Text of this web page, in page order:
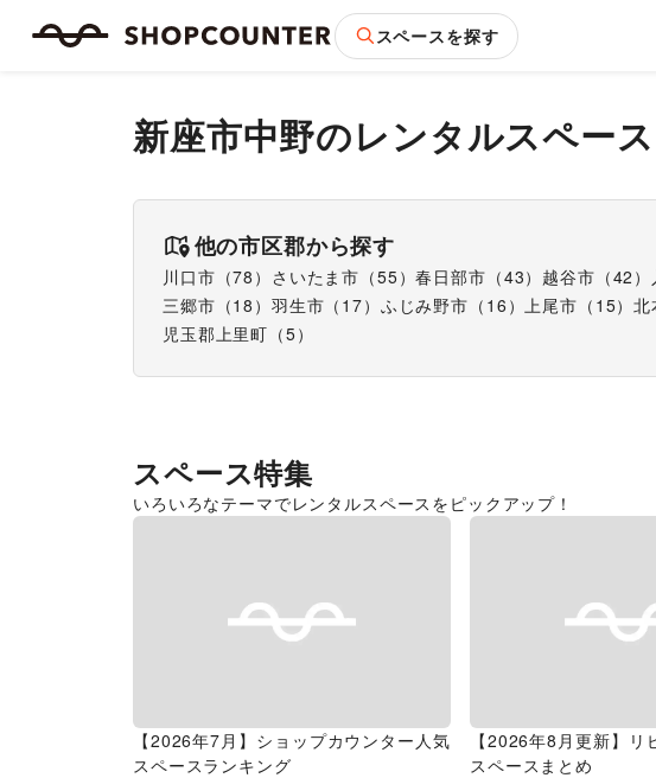
スペースを探す
新座市中野のレンタルスペース
他の市区郡から探す
川口市 （78 ） さいたま市 （55）春日部市 （43） 越谷市 （42 ）
三郷市 （18 ） 羽生市 （ 17） ふじみ野市 （ 16 ）上尾市 （ 15）北
児玉郡上里町 （5）
スペース特集
いろいろなテーマでレンタルスペースをピックアップ！
【2026年7月】ショップカウンター人気
スペースランキング
【2026年8月更新】リ
スペースまとめ